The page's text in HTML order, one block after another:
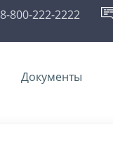
8-800-222-2222
Документы